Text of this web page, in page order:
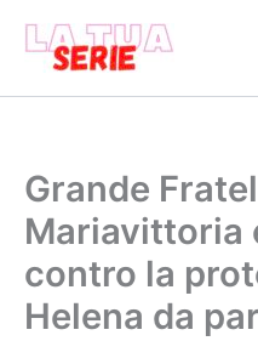
contenuto
Grande
Mariavittoria
contro la
Helena da